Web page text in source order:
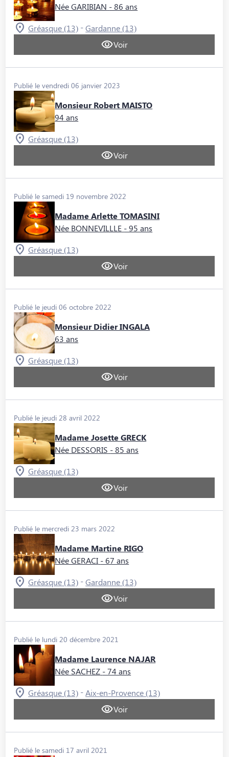
Née GARIBIAN - 86 ans
Gréasque (13) -Gardanne (13)
Voir
Publié le vendredi 06 janvier 2023
Monsieur Robert MAISTO
94 ans
Gréasque (13)
Voir
Publié le samedi 19 novembre 2022
Madame Arlette TOMASINI
Née BONNEVILLLE - 95 ans
Gréasque (13)
Voir
Publié le jeudi 06 octobre 2022
Monsieur Didier INGALA
63 ans
Gréasque (13)
Voir
Publié le jeudi 28 avril 2022
Madame Josette GRECK
Née DESSORIS - 85 ans
Gréasque (13)
Voir
Publié le mercredi 23 mars 2022
Madame Martine RIGO
Née GERACI - 67 ans
Gréasque (13) -Gardanne (13)
Voir
Publié le lundi 20 décembre 2021
Madame Laurence NAJAR
Née SACHEZ - 74 ans
Gréasque (13) - Aix-en-Provence (13)
Voir
Publié le samedi 17 avril 2021